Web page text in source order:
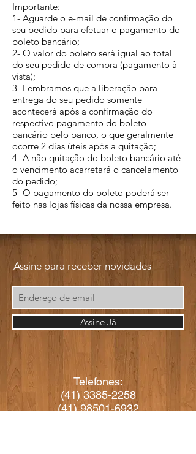
Importante:
1- Aguarde o e-mail de confirmação do
seu pedido para efetuar o pagamento do
boleto bancário;
2- O valor do boleto será igual ao total
do seu pedido de compra (pagamento à
vista);
3- Lembramos que a liberação para
entrega do seu pedido somente
acontecerá após a confirmação do
respectivo pagamento do boleto
bancário pelo banco, o que geralmente
ocorre 2 dias úteis após a quitação;
4- A não quitação do boleto bancário até
o vencimento acarretará o cancelamento
do pedido;
5- O pagamento do boleto poderá ser
feito nas lojas físicas da nossa empresa.
Assine para receber novidades
Assine Já
Telefones:
(41) 3385-2258
(41) 98501-6932